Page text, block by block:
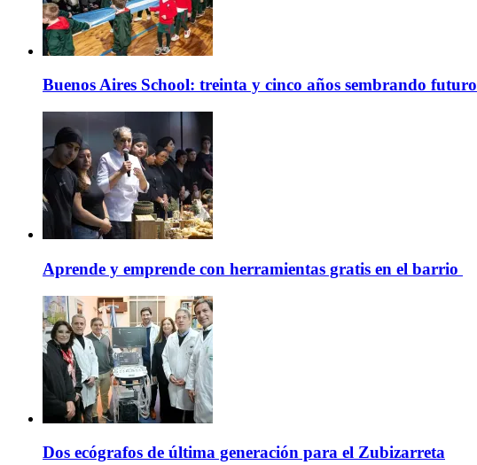
Buenos Aires School: treinta y cinco años sembrando futuro
Aprende y emprende con herramientas gratis en el barrio
Dos ecógrafos de última generación para el Zubizarreta